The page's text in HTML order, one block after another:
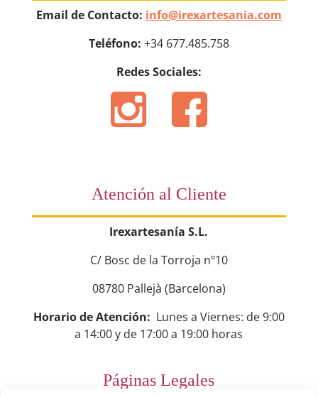
Email de Contacto: info@irexartesania.com
Teléfono: +34 677.485.758
Redes Sociales:
Atención al Cliente
Irexartesanía S.L.
C/ Bosc de la Torroja nº10
08780 Pallejà (Barcelona)
Horario de Atención: Lunes a Viernes: de 9:00
a 14:00 y de 17:00 a 19:00 horas
Páginas Legales